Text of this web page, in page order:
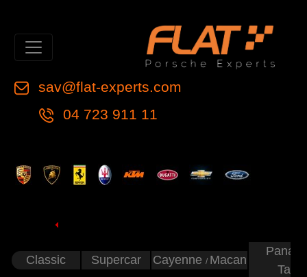
sav@flat-experts.com
04 723 911 11
Classic Supercar Cayenne / Macan